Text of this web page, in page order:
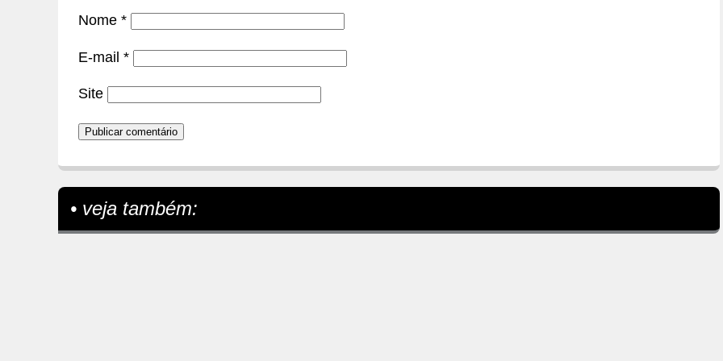
Nome *
E-mail *
Site
• veja também: